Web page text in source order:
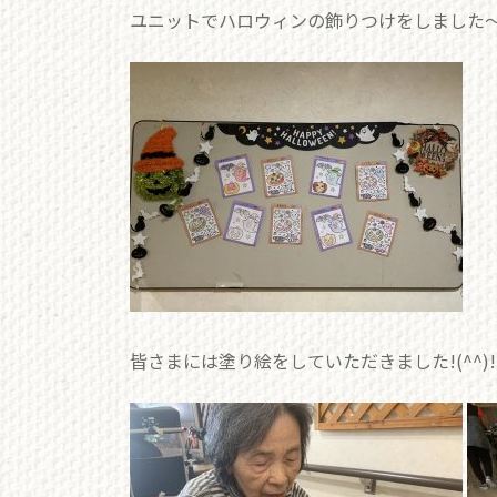
ユニットでハロウィンの飾りつけをしまし
皆さまには塗り絵をしていただきました!(^^)!